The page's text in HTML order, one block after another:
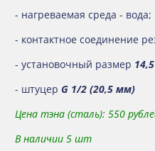
- нагреваемая среда - вода;
- контактное соединение
- установочный размер
- штуцер G 1/2 (20,5 мм)
Цена тэна (сталь): 550
В наличии 5 шт